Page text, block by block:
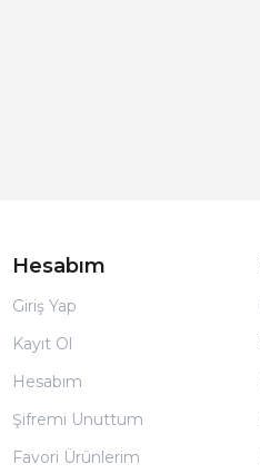
Hesabım
Giriş Yap
Kayıt Ol
Hesabım
Şifremi Unuttum
Favori Ürünlerim